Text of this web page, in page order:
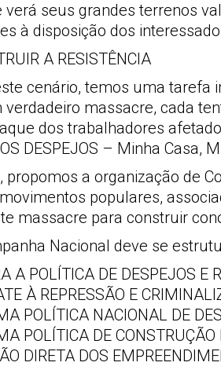
verá seus grandes terrenos
à disposição dos
A RESISTÊNCIA
cenário, temos uma tarefa
verdadeiro massacre, cada
dos trabalhadores
DESPEJOS – Minha Casa,
propomos a organização de
populares,
massacre para construir
Nacional deve se
A POLÍTICA DE DESPEJOS E
À REPRESSÃO E
POLÍTICA NACIONAL DE
POLÍTICA DE
DIRETA DOS